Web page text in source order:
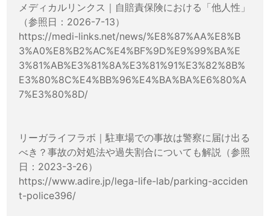
メディカルリンクス｜自賠責保険における「他人性」
（参照日：2026-7-13）
https://medi-links.net/news/%E8%87%AA%E8%B
3%A0%E8%B2%AC%E4%BF%9D%E9%99%BA%E
3%81%AB%E3%81%8A%E3%81%91%E3%82%8B%
E3%80%8C%E4%BB%96%E4%BA%BA%E6%80%A
7%E3%80%8D/
リーガライフラボ｜駐車場での事故は警察に届け出る
べき？事故の対処法や過失割合についても解説（参照
日：2023-3-26）
https://www.adire.jp/lega-life-lab/parking-acciden
t-police396/